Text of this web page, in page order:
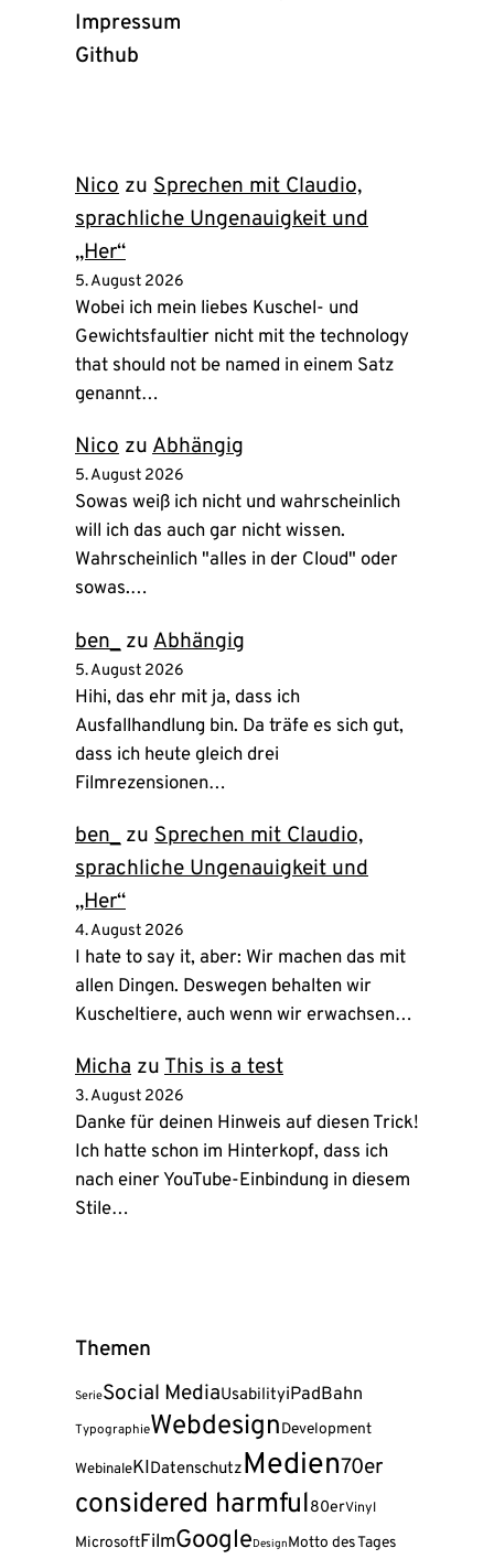
Impressum
Github
Nico zu Sprechen mit Claudio,
sprachliche Ungenauigkeit und
„Her“
5. August 2026
Wobei ich mein liebes Kuschel- und
Gewichtsfaultier nicht mit the technology
that should not be named in einem Satz
genannt…
Nico zu Abhängig
5. August 2026
Sowas weiß ich nicht und wahrscheinlich
will ich das auch gar nicht wissen.
Wahrscheinlich "alles in der Cloud" oder
sowas.…
ben_ zu Abhängig
5. August 2026
Hihi, das ehr mit ja, dass ich
Ausfallhandlung bin. Da träfe es sich gut,
dass ich heute gleich drei
Filmrezensionen…
ben_ zu Sprechen mit Claudio,
sprachliche Ungenauigkeit und
„Her“
4. August 2026
I hate to say it, aber: Wir machen das mit
allen Dingen. Deswegen behalten wir
Kuscheltiere, auch wenn wir erwachsen…
Micha zu This is a test
3. August 2026
Danke für deinen Hinweis auf diesen Trick!
Ich hatte schon im Hinterkopf, dass ich
nach einer YouTube-Einbindung in diesem
Stile…
Themen
SerieSocial MediaUsabilityiPadBahn
TypographieWebdesignDevelopment
WebinaleKIDatenschutzMedien70er
considered harmful80erVinyl
MicrosoftFilmGoogleDesignMotto des Tages